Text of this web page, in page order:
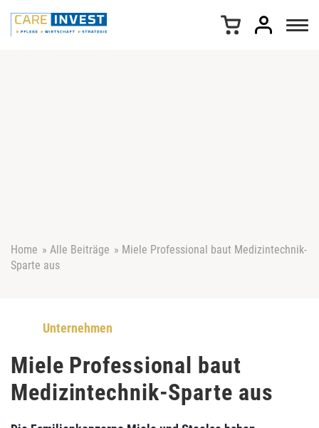
Home » Alle Beiträge » Miele Professional baut Medizintechnik-
Sparte aus
Unternehmen
Miele Professional baut
Medizintechnik-Sparte aus